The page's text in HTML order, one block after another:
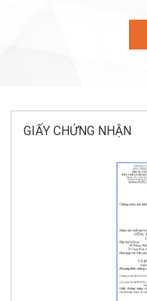
GIẤY CHỨNG NHẬN